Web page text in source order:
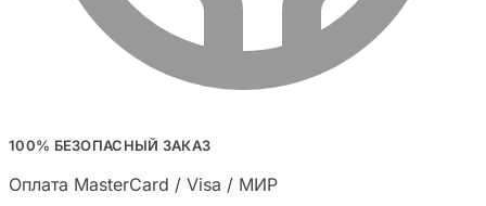
100% БЕЗОПАСНЫЙ ЗАКАЗ
Оплата MasterCard / Visa / МИР